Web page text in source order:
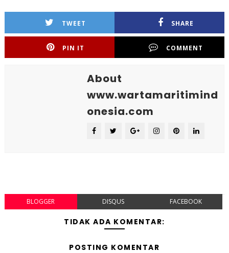
TWEET SHARE
PIN IT COMMENT
About
www.wartamaritimind
onesia.com
BLOGGER DISQUS FACEBOOK
TIDAK ADA KOMENTAR:
POSTING KOMENTAR